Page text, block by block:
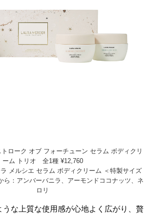
ローク オブ フォーチューン セラム ボディクリ
ーム トリオ 全1種 ¥12,760
ラ メルシエ セラム ボディクリーム ＜特製サイズ
ら：アンバーバニラ、アーモンドココナッツ、ネ
ロリ
うな上質な使用感が心地よく広がり、贅